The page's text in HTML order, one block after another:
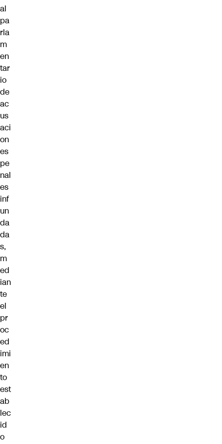
al
pa
rla
m
en
tar
io
de
ac
us
aci
on
es
pe
nal
es
inf
un
da
da
s,
m
ed
ian
te
el
pr
oc
ed
imi
en
to
est
ab
lec
id
o